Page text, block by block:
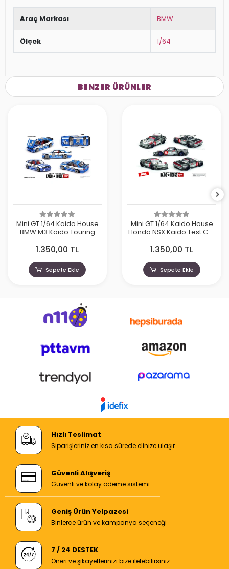
Araç Markası BMW
Ölçek 1/64
BENZER ÜRÜNLER
Mini GT 1/64 Kaido House
BMW M3 Kaido Touring
1.350,00 TL
Sepete Ekle
Mini GT 1/64 Kaido House
Honda NSX Kaido Test Car
1.350,00 TL
Sepete Ekle
Hızlı Teslimat
Siparişleriniz en kısa sürede elinize ulaşır.
Güvenli Alışveriş
Güvenli ve kolay ödeme sistemi
Geniş Ürün Yelpazesi
Binlerce ürün ve kampanya seçeneği
7 / 24 DESTEK
Öneri ve şikayetlerinizi bize iletebilirsiniz.